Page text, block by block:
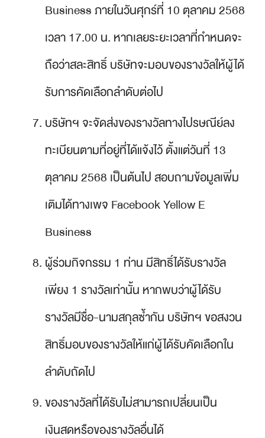
Business ภายในวันศุกร์ที่ 10 ตุลาคม 2568
เวลา 17.00 น. หากเลยระยะเวลาที่กำหนดจะ
ถือว่าสละสิทธิ์ บริษัทจะมอบของรางวัลให้ผู้ได้
รับการคัดเลือกลำดับต่อไป
บริษัทฯ จะจัดส่งของรางวัลทางไปรษณีย์ลง
ทะเบียนตามที่อยู่ที่ได้แจ้งไว้ ตั้งแต่วันที่ 13
ตุลาคม 2568 เป็นต้นไป สอบถามข้อมูลเพิ่ม
เติมได้ทางเพจ Facebook Yellow E
Business
ผู้ร่วมกิจกรรม 1 ท่าน มีสิทธิ์ได้รับรางวัล
เพียง 1 รางวัลเท่านั้น หากพบว่าผู้ได้รับ
รางวัลมีชื่อ-นามสกุลซ้ำกัน บริษัทฯ ขอสงวน
สิทธิ์มอบของรางวัลให้แก่ผู้ได้รับคัดเลือกใน
ลำดับถัดไป
ของรางวัลที่ได้รับไม่สามารถเปลี่ยนเป็น
เงินสดหรือของรางวัลอื่นได้